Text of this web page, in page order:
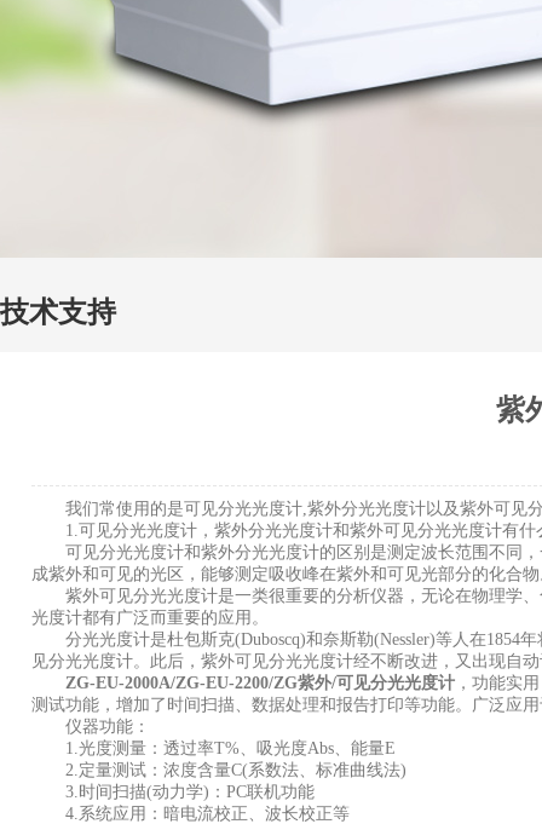
技术支持
紫
我们常使用的是可见分光光度计,紫外分光光度计以及紫外可见
1.可见分光光度计，紫外分光光度计和紫外可见分光光度计有什
可见分光光度计和紫外分光光度计的区别是测定波长范围不同，
成紫外和可见的光区，能够测定吸收峰在紫外和可见光部分的化合
紫外可见分光光度计是一类很重要的分析仪器，无论在物理学、
光度计都有广泛而重要的应用。
分光光度计是杜包斯克(Duboscq)和奈斯勒(Nessler)等人在1854
见分光光度计。此后，紫外可见分光光度计经不断改进，又出现自
ZG-EU-2000A/ZG-EU-2200/ZG​紫外/可见分光光度计 ，功能实
测试功能，增加了时间扫描、数据处理和报告打印等功能。广泛应
仪器功能：
1.光度测量：透过率T%、吸光度Abs、能量E
2.定量测试：浓度含量C(系数法、标准曲线法)
3.时间扫描(动力学)：PC联机功能
4.系统应用：暗电流校正、波长校正等